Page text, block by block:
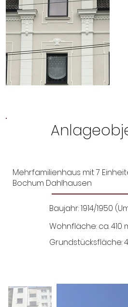
Mehrfamilienhaus mit 7
Bochum Dahlhausen
Baujahr: 1914/1950
Wohnfläche: ca. 410
Grundstücksfläche: